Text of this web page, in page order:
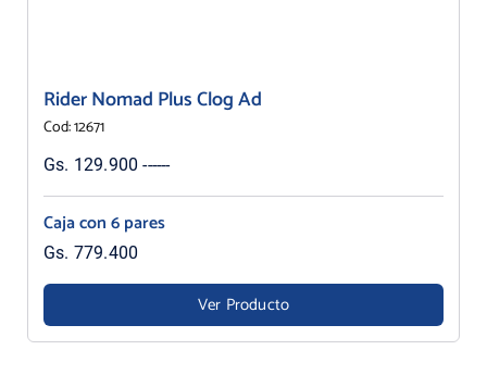
Rider Nomad Plus Clog Ad
Cod: 12671
Gs. 129.900 ------
Caja con 6 pares
Gs. 779.400
Ver Producto